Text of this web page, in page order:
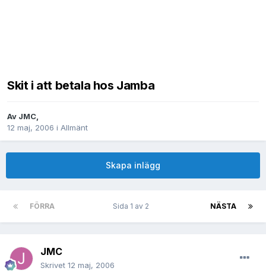
Skit i att betala hos Jamba
Av JMC,
12 maj, 2006 i Allmänt
Skapa inlägg
FÖRRA NÄSTA
Sida 1 av 2
JMC
Skrivet 12 maj, 2006